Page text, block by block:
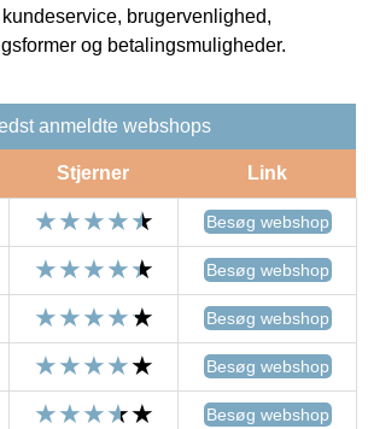
brugervenlighed,
og betalingsmuligheder.
anmeldte webshops
Stjerner Link
Besøg webshop
Besøg webshop
Besøg webshop
Besøg webshop
Besøg webshop